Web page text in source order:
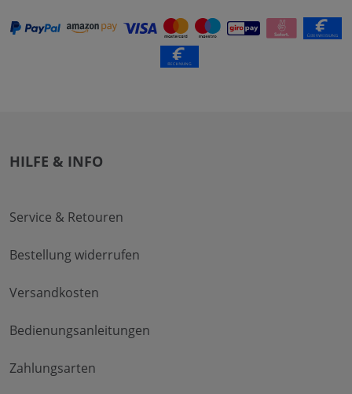
HILFE & INFO
Service & Retouren
Bestellung widerrufen
Versandkosten
Bedienungsanleitungen
Zahlungsarten